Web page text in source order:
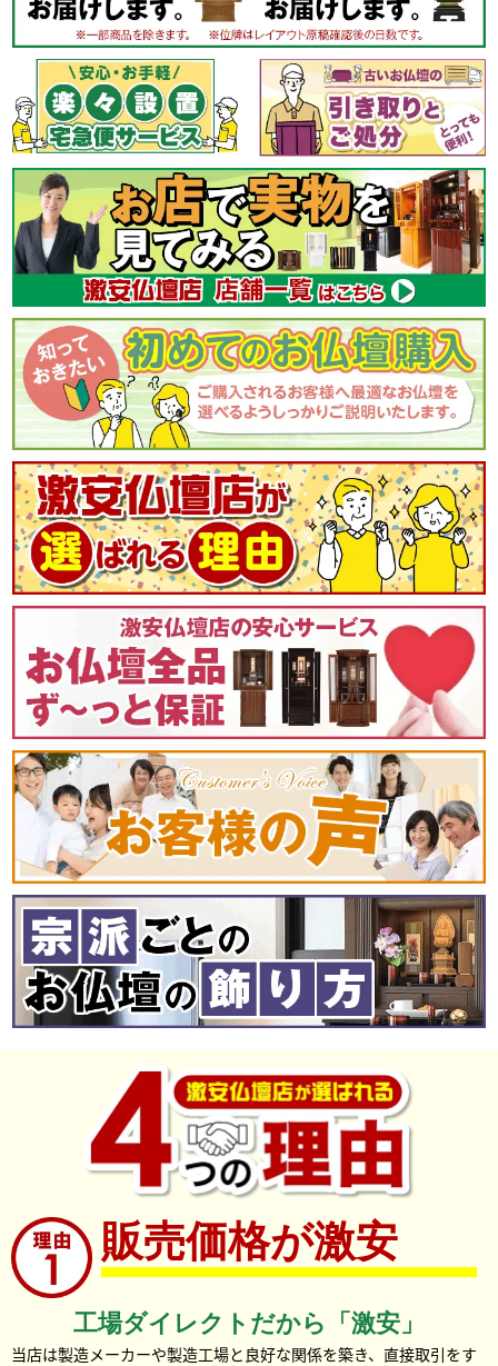
販売価格が激安
工場ダイレクトだから「激安」
当店は製造メーカーや製造工場と良好な関係を築き、直接取引をす